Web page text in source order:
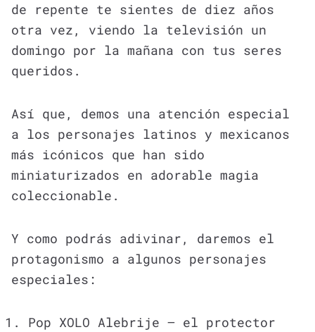
de repente te sientes de diez años
otra vez, viendo la televisión un
domingo por la mañana con tus seres
queridos.
Así que, demos una atención especial
a los personajes latinos y mexicanos
más icónicos que han sido
miniaturizados en adorable magia
coleccionable.
Y como podrás adivinar, daremos el
protagonismo a algunos personajes
especiales:
Pop XOLO Alebrije – el protector